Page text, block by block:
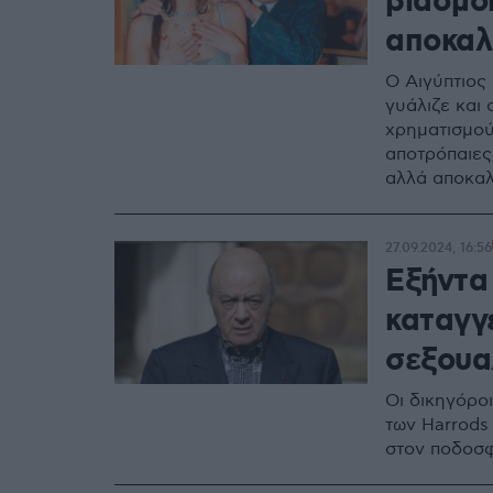
Ο Αιγύπτιος
γυάλιζε και
αλλά
Εξήντα
Οι
των Harrods
στον
27.09.2024, 16:56